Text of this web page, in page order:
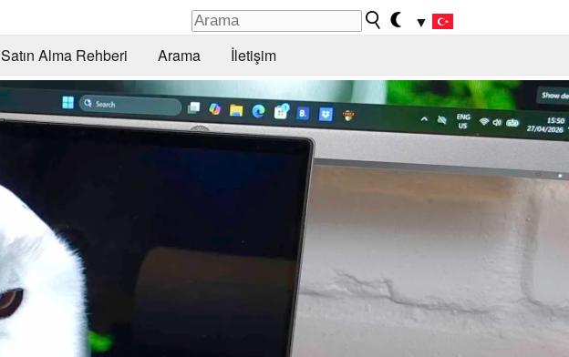
▼
Satın Alma Rehberi Arama İletişim